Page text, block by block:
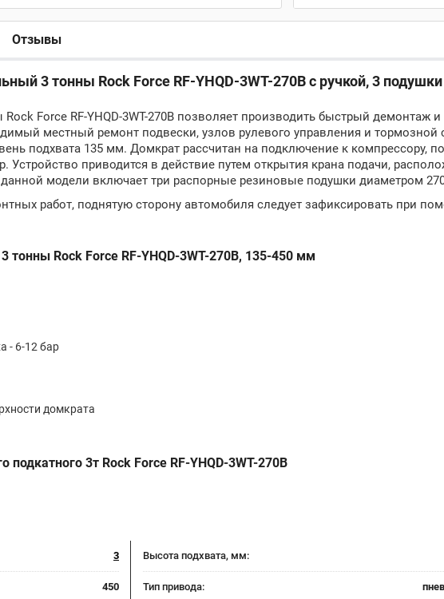
Отзывы
3 тонны Rock Force RF-YHQD-3WT-270B с ручкой, 3 подушки
Rock Force RF-YHQD-3WT-270B позволяет производить быстрый демонтаж и
местный ремонт подвески, узлов рулевого управления и тормозной
подхвата 135 мм. Домкрат рассчитан на подключение к компрессору,
Устройство приводится в действие путем открытия крана подачи,
модели включает три распорные резиновые подушки диаметром
работ, поднятую сторону автомобиля следует зафиксировать при
тонны Rock Force RF-YHQD-3WT-270B, 135-450 мм
- 6-12 бар
домкрата
3т Rock Force RF-YHQD-3WT-270B
3 Высота подхвата, мм:
450 Тип привода: